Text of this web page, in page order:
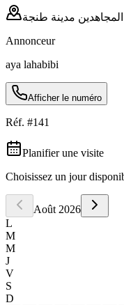
Annonceur
aya lahabibi
Afficher le numéro
Réf. #141
Planifier une visite
Choisissez un jour
Août 2026
L
M
M
J
V
S
D